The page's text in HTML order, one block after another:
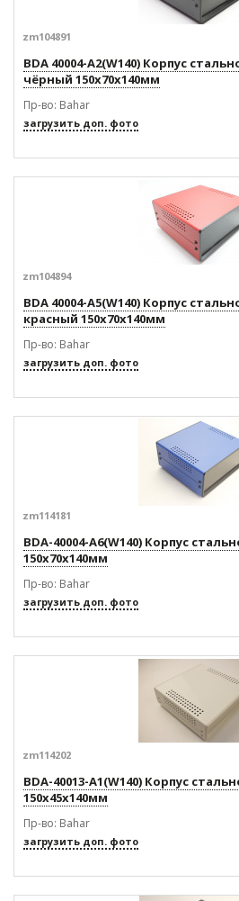
zm104891
BDA 40004-A2(W140) Корпус
чёрный 150x70x140мм
Пр-во: Bahar
загрузить доп. фото
zm104894
BDA 40004-A5(W140) Корпус
красный 150x70x140мм
Пр-во: Bahar
загрузить доп. фото
zm114181
BDA-40004-A6(W140) Корпус
150x70x140мм
Пр-во: Bahar
загрузить доп. фото
zm114202
BDA-40013-A1(W140) Корпус
150x45x140мм
Пр-во: Bahar
загрузить доп. фото